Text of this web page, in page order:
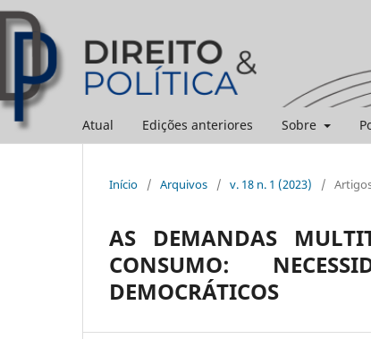
Atual Edições anteriores Sobre
Início / Arquivos / v. 18 n. 1 (2023) /
AS DEMANDAS
CONSUMO:
DEMOCRÁTICOS